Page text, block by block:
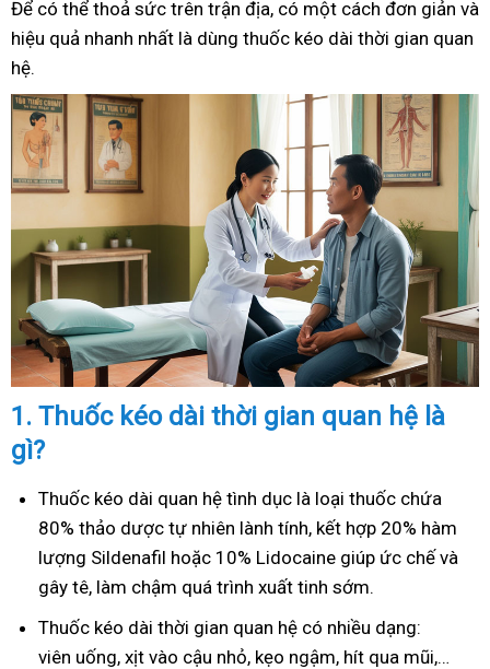
Để có thể thoả sức trên trận địa, có một cách đơn giản và
hiệu quả nhanh nhất là dùng thuốc kéo dài thời gian quan
hệ.
1. Thuốc kéo dài thời gian quan hệ là
gì?
Thuốc kéo dài quan hệ tình dục là loại thuốc chứa
80% thảo dược tự nhiên lành tính, kết hợp 20% hàm
lượng Sildenafil hoặc 10% Lidocaine giúp ức chế và
gây tê, làm chậm quá trình xuất tinh sớm.
Thuốc kéo dài thời gian quan hệ có nhiều dạng:
viên uống, xịt vào cậu nhỏ, kẹo ngậm, hít qua mũi,…